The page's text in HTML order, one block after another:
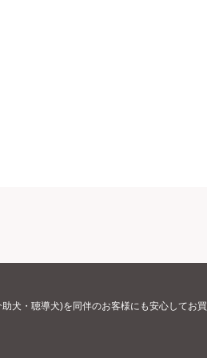
犬・聴導犬)を同伴のお客様にも安心してお買